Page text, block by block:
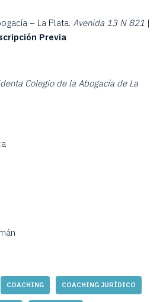
– La Plata. Avenida 13 N 821 |
Previa
Colegio de la Abogacía de La
COACHING COACHING JURÍDICO